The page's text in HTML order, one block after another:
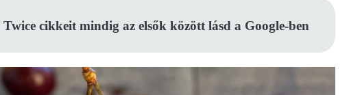
cikkeit mindig az elsők között lásd a Google-ben